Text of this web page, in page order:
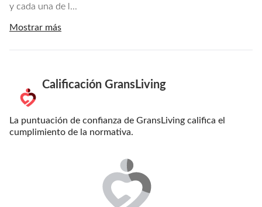
y cada una de l...
Mostrar más
Calificación GransLiving
La puntuación de confianza de GransLiving califica el
cumplimiento de la normativa.